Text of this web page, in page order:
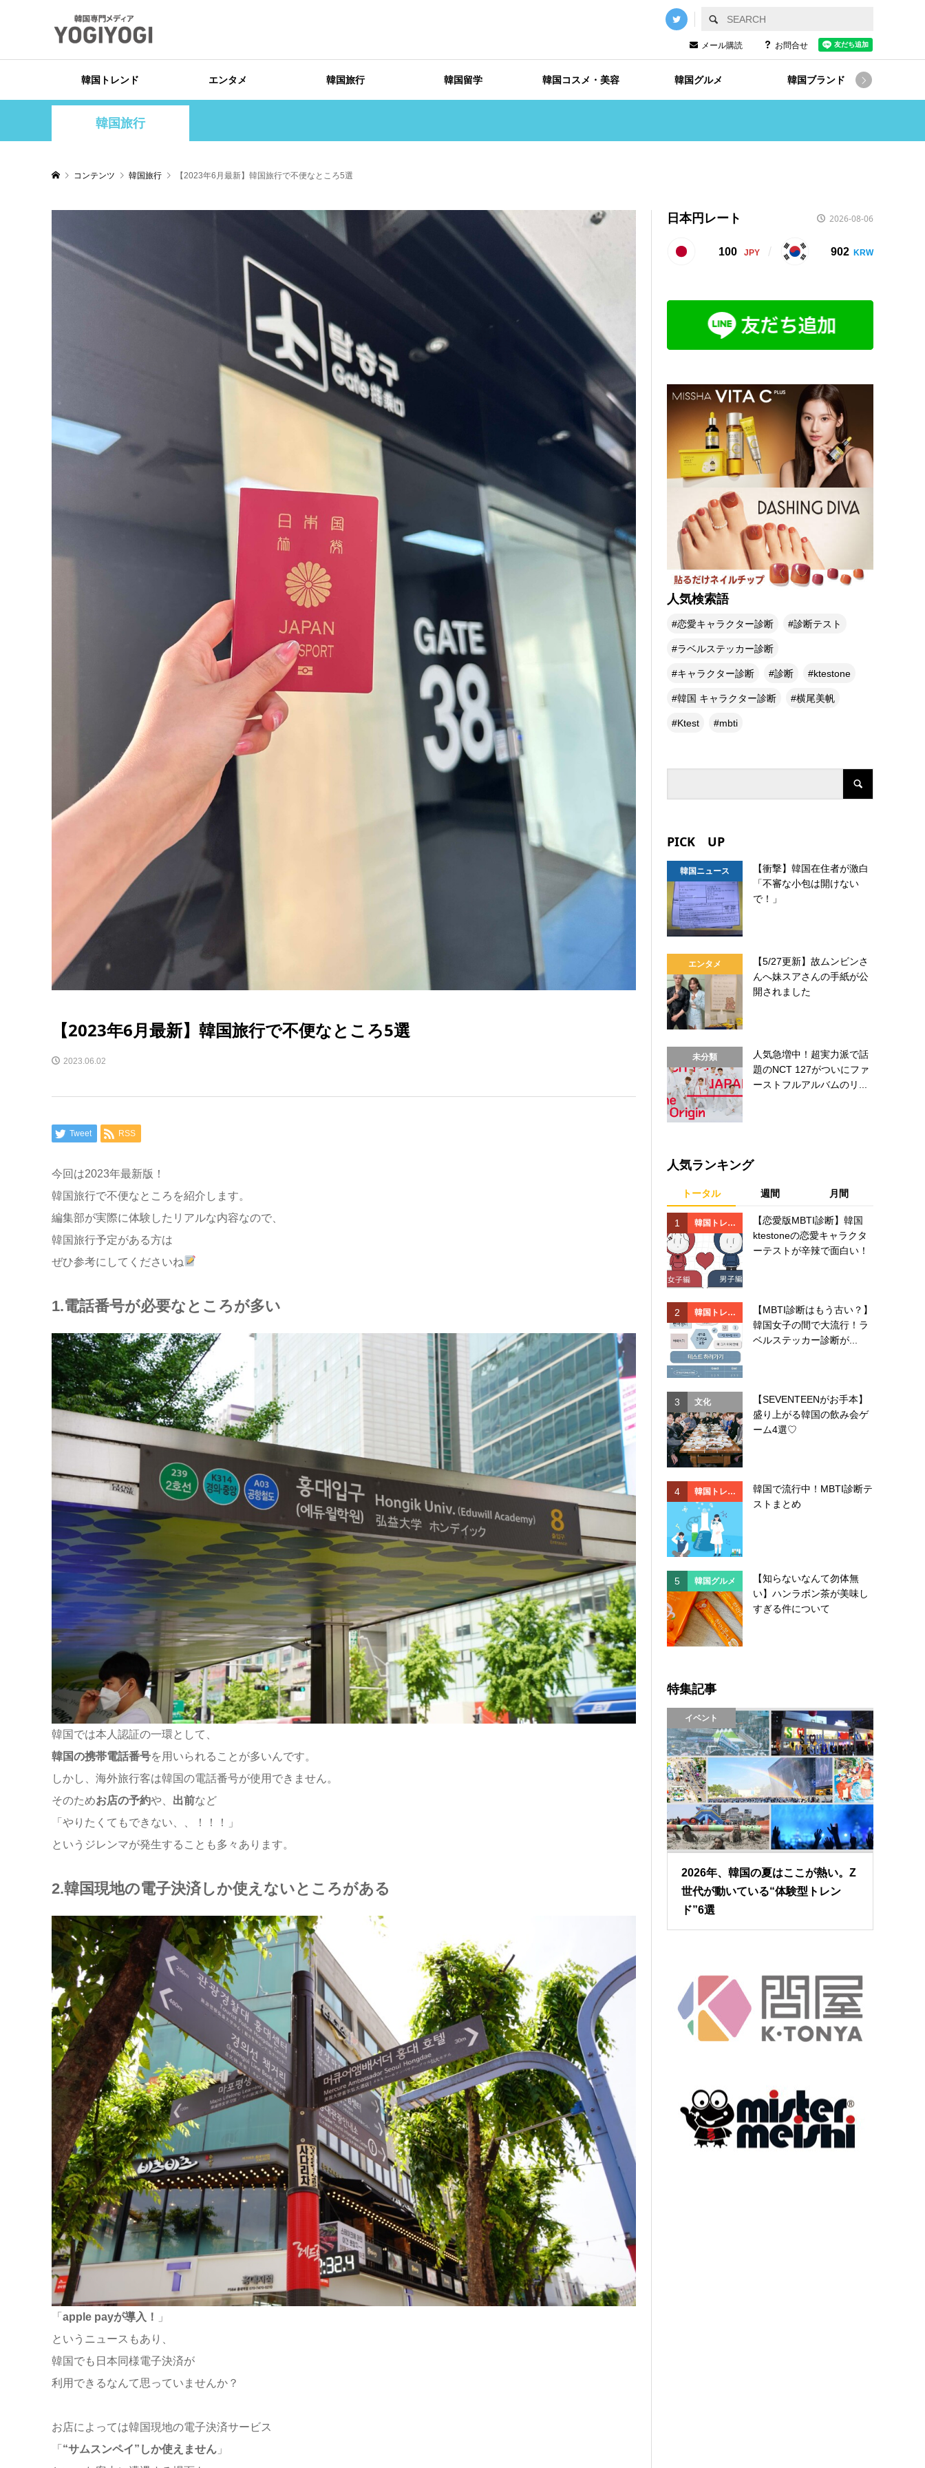
メール購読 お問合せ
韓国トレンド エンタメ 韓国旅行 韓国留学 韓国コスメ・美容 韓国グルメ 韓国ブランド 
韓国旅行
コンテンツ 韓国旅行 【2023年6月最新】韓国旅行で不便なところ5選
【2023年6月最新】韓国旅行で不便なところ5選
2023.06.02
Tweet RSS
今回は2023年最新版！
韓国旅行で不便なところを紹介します。
編集部が実際に体験したリアルな内容なので、
韓国旅行予定がある方は
ぜひ参考にしてくださいね
1.電話番号が必要なところが多い
韓国では本人認証の一環として、
韓国の携帯電話番号を用いられることが多いんです。
しかし、海外旅行客は韓国の電話番号が使用できません。
そのためお店の予約や、 出前など
「やりたくてもできない、、！！！」
というジレンマが発生することも多々あります。
2.韓国現地の電子決済しか使えないところがある
「 apple payが導入！
」
というニュースもあり、
韓国でも日本同様電子決済が
利用できるなんて思っていませんか？
お店によっては韓国現地の電子決済サービス
「 “サムスンペイ”しか使えません」
日本円レート 2026-08-06
100 902
人気検索語
恋愛キャラクター診断 診断テスト
ラベルステッカー診断
キャラクター診断 診断 ktestone
韓国 キャラクター診断 横尾美帆
Ktest mbti
PICK UP
韓国ニュース
【衝撃】韓国在住者が激白
「不審な小包は開けない
で！」
エンタメ
【5/27更新】故ムンビンさ
んへ妹スアさんの手紙が公
開されました
未分類
人気急増中！超実力派で話
題のNCT 127がついにファ
ーストフルアルバムのリ...
人気ランキング
トータル 週間 月間
1 韓国トレン
ド
【恋愛版MBTI診断】韓国
ktestoneの恋愛キャラクタ
ーテストが辛辣で面白い！
2 韓国トレン
ド
【MBTI診断はもう古い？】
韓国女子の間で大流行！ラ
ベルステッカー診断が...
3 文化
【SEVENTEENがお手本】
盛り上がる韓国の飲み会ゲ
ーム4選♡
4 韓国トレン
ド
韓国で流行中！MBTI診断テ
ストまとめ
5 韓国グルメ
【知らないなんて勿体無
い】ハンラボン茶が美味し
すぎる件について
特集記事
イベント
2026年、韓国の夏はここが熱い。Z
世代が動いている“体験型トレン
ド”6選